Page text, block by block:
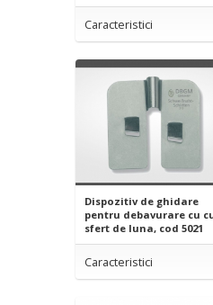
Caracteristici
Dispozitiv de ghidare
pentru debavurare cu
sfert de luna, cod 5021
Caracteristici